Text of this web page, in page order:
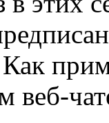
веб-